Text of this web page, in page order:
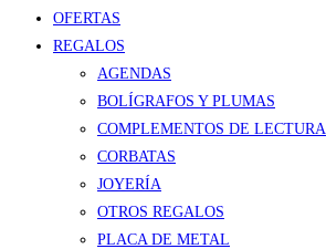
OFERTAS
REGALOS
AGENDAS
BOLÍGRAFOS Y PLUMAS
COMPLEMENTOS DE LECTURA
CORBATAS
JOYERÍA
OTROS REGALOS
PLACA DE METAL